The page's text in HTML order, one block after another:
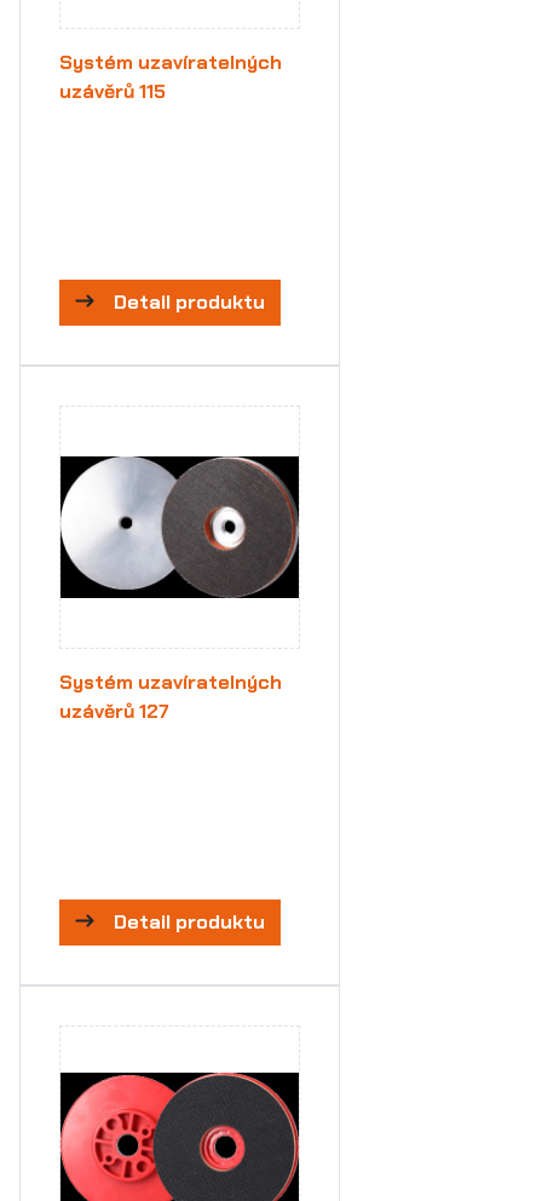
Systém uzavíratelných
uzávěrů 115
Detail produktu
Systém uzavíratelných
uzávěrů 127
Detail produktu